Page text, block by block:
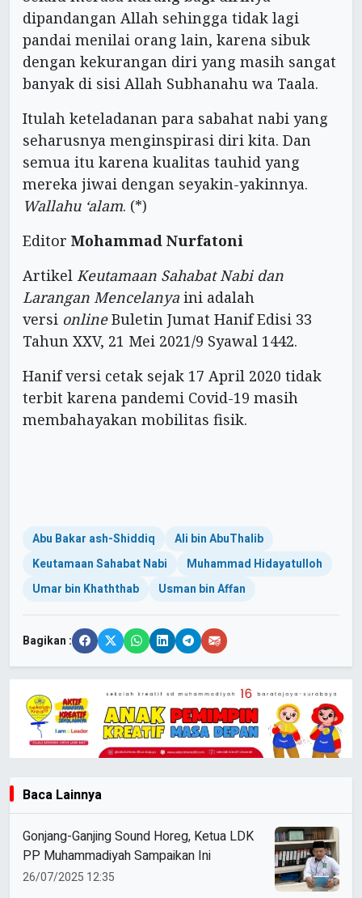
dipandangan Allah sehingga tidak lagi
pandai menilai orang lain, karena sibuk
dengan kekurangan diri yang masih sangat
banyak di sisi Allah Subhanahu wa Taala.
Itulah keteladanan para sabahat nabi yang
seharusnya menginspirasi diri kita. Dan
semua itu karena kualitas tauhid yang
mereka jiwai dengan seyakin-yakinnya.
Wallahu ‘alam. (*)
Editor Mohammad Nurfatoni
Artikel Keutamaan Sahabat Nabi dan
Larangan Mencelanya ini adalah
versi onlineBuletin Jumat Hanif Edisi 33
Tahun XXV, 21 Mei 2021/9 Syawal 1442.
Hanif versi cetak sejak 17 April 2020 tidak
terbit karena pandemi Covid-19 masih
membahayakan mobilitas fisik.
Abu Bakar ash-Shiddiq
Ali bin AbuThalib
Keutamaan Sahabat Nabi
Muhammad Hidayatulloh
Umar bin Khaththab
Usman bin Affan
Bagikan :
Baca Lainnya
Gonjang-Ganjing Sound Horeg, Ketua LDK
PP Muhammadiyah Sampaikan Ini
26/07/2025 12:35